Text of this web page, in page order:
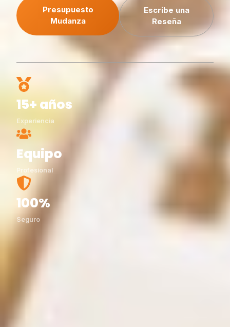
Presupuesto
Mudanza
Escribe una
Reseña
15+ años
Experiencia
Equipo
Profesional
100%
Seguro